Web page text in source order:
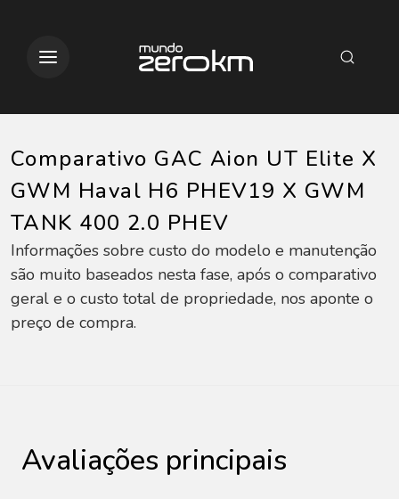
Comparativo GAC Aion UT Elite X
GWM Haval H6 PHEV19 X GWM
TANK 400 2.0 PHEV
Informações sobre custo do modelo e manutenção
são muito baseados nesta fase, após o comparativo
geral e o custo total de propriedade, nos aponte o
preço de compra.
Avaliações principais